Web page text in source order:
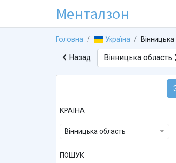
Менталзон
Головна Україна
Назад Вінницька область
КРАЇНА
Вінницька область
ПОШУК